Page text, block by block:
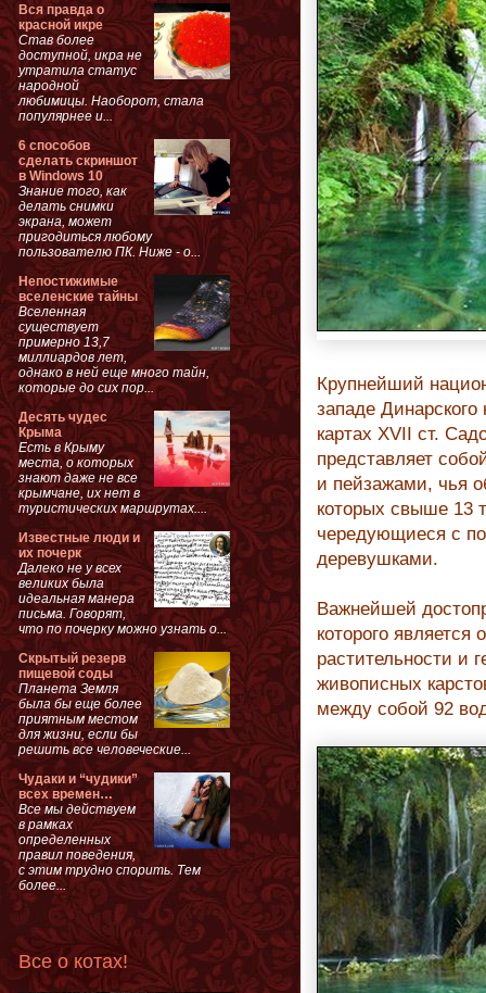
Крупнейший
западе
картах XVII ст.
представляет
и пейзажами, чья
которых свыше 13
чередующиеся с
деревушками.
Важнейшей
которого
растительности и
живописных
между собой 92
Вся правда о
красной икре
Став более
доступной, икра не
утратила статус
народной
любимицы. Наоборот, стала
популярнее и...
6 способов
сделать скриншот
в Windows 10
Знание того, как
делать снимки
экрана, может
пригодиться любому
пользователю ПК. Ниже - о...
Непостижимые
вселенские тайны
Вселенная
существует
примерно 13,7
миллиардов лет,
однако в ней еще много тайн,
которые до сих пор...
Десять чудес
Крыма
Есть в Крыму
места, о которых
знают даже не все
крымчане, их нет в
туристических маршрутах....
Известные люди и
их почерк
Далеко не у всех
великих была
идеальная манера
письма. Говорят,
что по почерку можно узнать о...
Скрытый резерв
пищевой соды
Планета Земля
была бы еще более
приятным местом
для жизни, если бы
решить все человеческие...
Чудаки и “чудики”
всех времен…
Все мы действуем
в рамках
определенных
правил поведения,
с этим трудно спорить. Тем
более...
Все о котах!